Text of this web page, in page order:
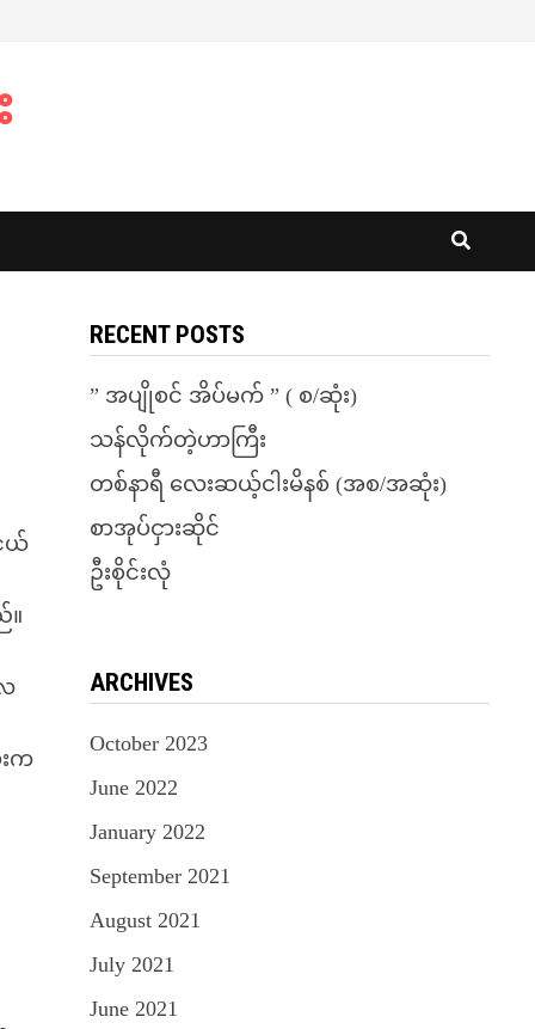
ယ်
။
က
RECENT POSTS
” အပျိုစင် အိပ်မက် ” ( စ/ဆုံး)
သန်လိုက်တဲ့ဟာကြီး
တစ်နာရီ လေးဆယ့်ငါးမိနစ် (အစ/အဆုံး)
စာအုပ်ငှားဆိုင်
ဦးစိုင်းလုံ
ARCHIVES
October 2023
June 2022
January 2022
September 2021
August 2021
July 2021
June 2021